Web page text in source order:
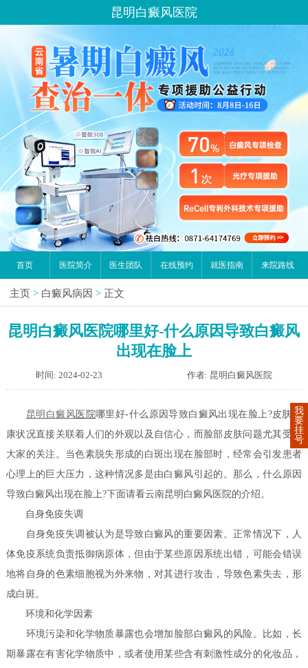
昆明白癜风医院
首页 医院简介 医生团队 在线预约 就医指南 来院路线
主页 > 白癜风病因 > 正文
昆明白癜风医院哪里好-什么原因导致白癜风
出现在脸上
时间: 2024-02-23 作者: 昆明白癜风医院
昆明白癜风 医院哪里好-什么原因导致白癜风出现在脸上?皮肤健
康状况直接关联着人们的外观以及自信心，而脸部皮肤问题尤其受到
大家的关注。当色素脱失形成的白斑出现在脸部时，经常会引发患者
心理上的巨大压力，这种情况多是由白癜风引起的。那么，什么原因
导致白癜风出现在脸上?下面请看云南昆明白癜风医院的介绍。
自身免疫失调
自身免疫失调被认为是导致白癜风的重要因素。正常情况下，人
体免疫系统负责抵御病原体，但由于某些原因系统出错，可能会错误
地将自身的色素细胞视为外来物，对其进行攻击，导致色素失去，形
成白斑。
环境和化学因素
环境污染和化学物质暴露也会增加脸部白癜风的风险。比如，长
期暴露在有害化学物质中，或者使用某些含有刺激性成分的化妆品，
我
要
挂
号